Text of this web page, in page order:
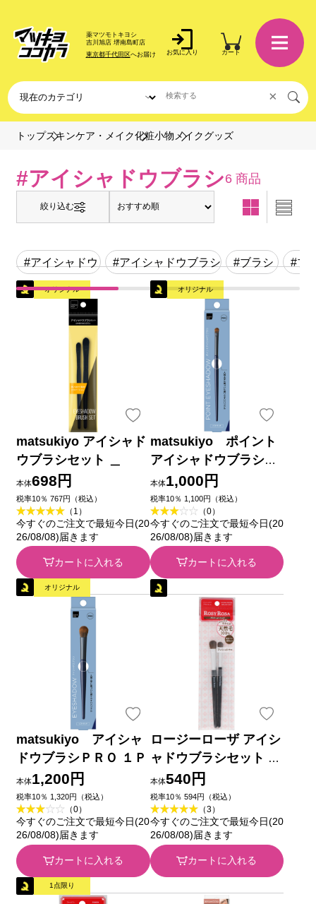
薬マツモトキヨシ
吉川旭店 堺南島町店
東京都千代田区へお届け お気に入り カート
×
トップスキンケア・メイク化粧小物 メイクグッズ
#アイシャドウブラシ6 商品
絞り込む
#アイシャドウ #アイシャドウブラシ #ブラシ #ブ
オリジナル
matsukiyo アイシャド
ウブラシセット ＿
本体698円
税率10％ 767円（税込）
（1）
今すぐのご注文で最短今日(20
26/08/08)届きます
カートに入れる
オリジナル
matsukiyo ポイント
アイシャドウブラシＰ
ＲＯ １Ｐ
本体1,000円
税率10％ 1,100円（税込）
（0）
今すぐのご注文で最短今日(20
26/08/08)届きます
カートに入れる
オリジナル
matsukiyo アイシャ
ドウブラシＰＲＯ １Ｐ
本体1,200円
税率10％ 1,320円（税込）
（0）
今すぐのご注文で最短今日(20
26/08/08)届きます
カートに入れる
ロージーローザ アイシ
ャドウブラシセット ＿
シャンテイ
本体540円
税率10％ 594円（税込）
（3）
今すぐのご注文で最短今日(20
26/08/08)届きます
カートに入れる
1点限り